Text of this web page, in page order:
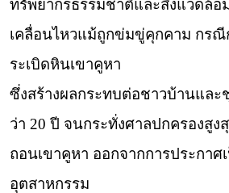
ทรัพยากรธรรมชาติและสิ่งแวดล้
เคลื่อนไหวแม้ถูกข่มขู่คุกคาม กร
ระเบิดหินเขาคูหา
ซึ่งสร้างผลกระทบต่อชาวบ้านแล
ว่า 20 ปี จนกระทั่งศาลปกครองสูง
ถอนเขาคูหา ออกจากการประกา
อุตสาหกรรม